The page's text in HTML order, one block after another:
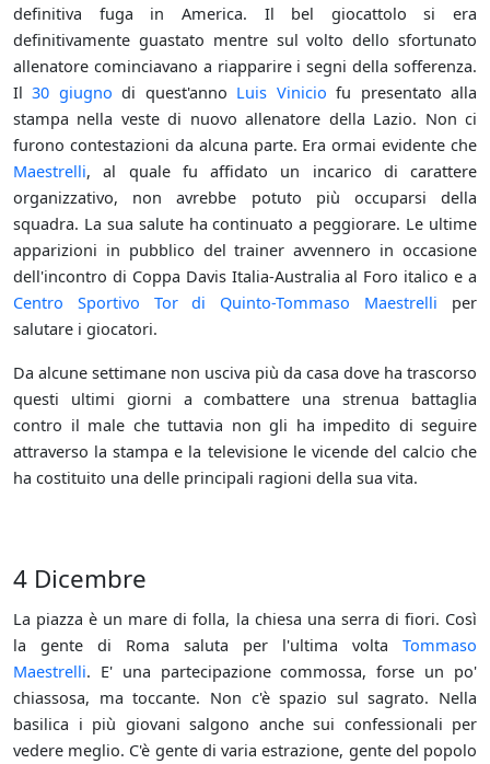
definitiva fuga in America. Il bel giocattolo si era
definitivamente guastato mentre sul volto dello sfortunato
allenatore cominciavano a riapparire i segni della sofferenza.
Il30 giugno di quest'anno Luis Vinicio fu presentato alla
stampa nella veste di nuovo allenatore della Lazio. Non ci
furono contestazioni da alcuna parte. Era ormai evidente che
Maestrelli, al quale fu affidato un incarico di carattere
organizzativo, non avrebbe potuto più occuparsi della
squadra. La sua salute ha continuato a peggiorare. Le ultime
apparizioni in pubblico del trainer avvennero in occasione
dell'incontro di Coppa Davis Italia-Australia al Foro italico e a
Centro Sportivo Tor di Quinto-Tommaso Maestrelli per
salutare i giocatori.
Da alcune settimane non usciva più da casa dove ha trascorso
questi ultimi giorni a combattere una strenua battaglia
contro il male che tuttavia non gli ha impedito di seguire
attraverso la stampa e la televisione le vicende del calcio che
ha costituito una delle principali ragioni della sua vita.
4 Dicembre
La piazza è un mare di folla, la chiesa una serra di fiori. Così
la gente di Roma saluta per l'ultima volta Tommaso
Maestrelli. E' una partecipazione commossa, forse un po'
chiassosa, ma toccante. Non c'è spazio sul sagrato. Nella
basilica i più giovani salgono anche sui confessionali per
vedere meglio. C'è gente di varia estrazione, gente del popolo